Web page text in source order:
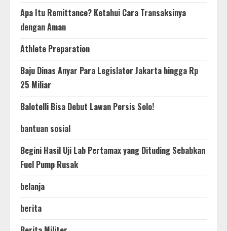
Apa Itu Remittance? Ketahui Cara Transaksinya
dengan Aman
Athlete Preparation
Baju Dinas Anyar Para Legislator Jakarta hingga Rp
25 Miliar
Balotelli Bisa Debut Lawan Persis Solo!
bantuan sosial
Begini Hasil Uji Lab Pertamax yang Dituding Sebabkan
Fuel Pump Rusak
belanja
berita